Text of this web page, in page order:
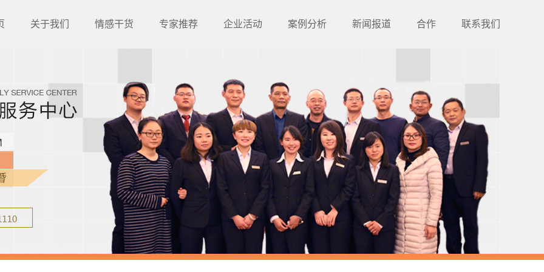
关于我们 情感干货 专家推荐 企业活动 案例分析 新闻报道 合作 联系我们